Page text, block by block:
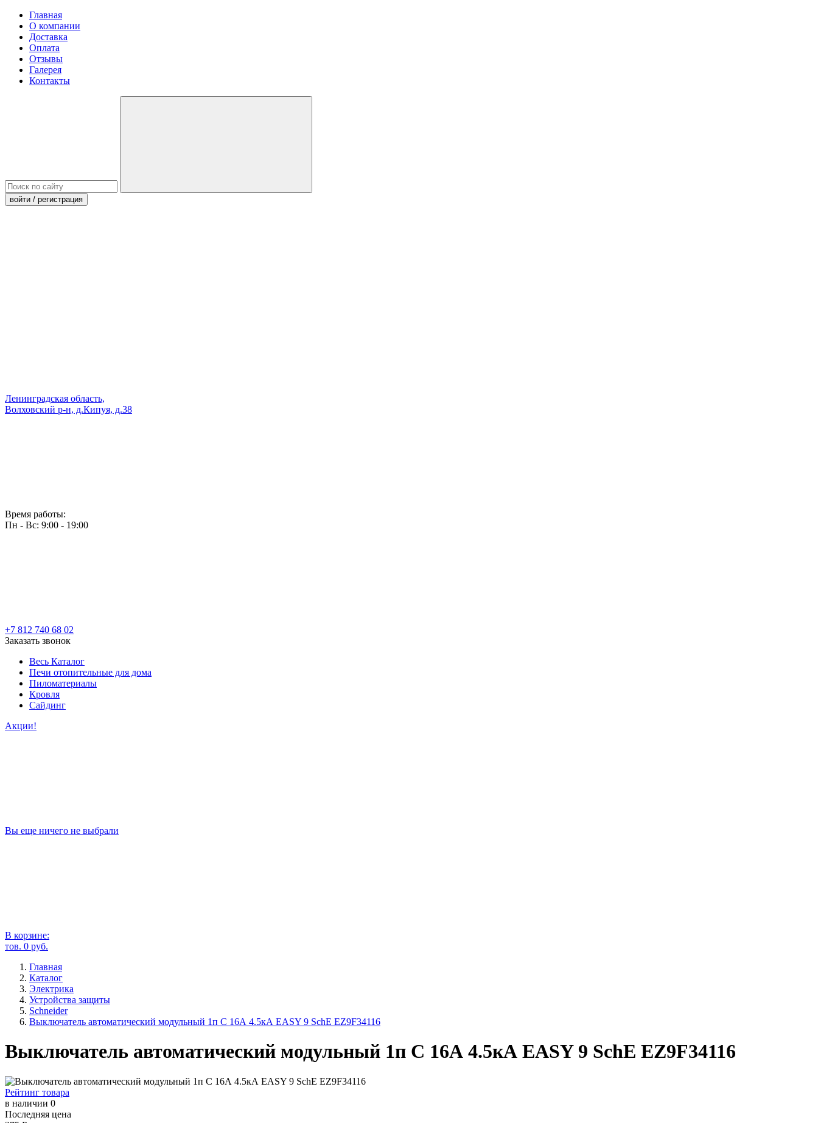
Главная
О компании
Доставка
Оплата
Отзывы
Галерея
Контакты
войти / регистрация
Ленинградская область,
Волховский р-н, д.Кипуя, д.38
Время работы:
Пн - Вс: 9:00 - 19:00
+7 812 740 68 02
Заказать звонок
Весь Каталог
Печи отопительные для дома
Пиломатериалы
Кровля
Сайдинг
Акции!
Вы еще ничего не выбрали
В корзине:
тов. 0 руб.
Главная
Каталог
Электрика
Устройства защиты
Schneider
Выключатель автоматический модульный 1п C 16А 4.5кА EASY 9 SchE EZ9F34116
Выключатель автоматический модульный 1п C 16А 4.5кА EASY 9 SchE EZ9F34116
Рейтинг товара
в наличии 0
Последняя цена